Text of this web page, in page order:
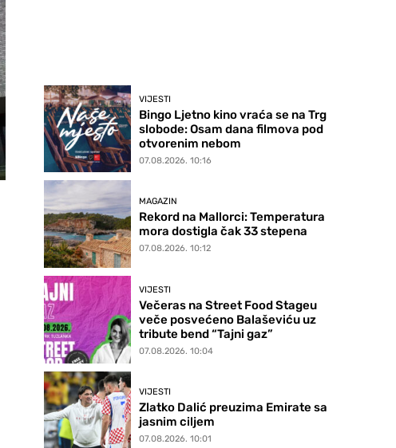
VIJESTI
Bingo Ljetno kino vraća se na Trg
slobode: Osam dana filmova pod
otvorenim nebom
07.08.2026. 10:16
MAGAZIN
Rekord na Mallorci: Temperatura
mora dostigla čak 33 stepena
07.08.2026. 10:12
VIJESTI
Večeras na Street Food Stageu
veče posvećeno Balaševiću uz
tribute bend “Tajni gaz”
07.08.2026. 10:04
VIJESTI
Zlatko Dalić preuzima Emirate sa
jasnim ciljem
07.08.2026. 10:01